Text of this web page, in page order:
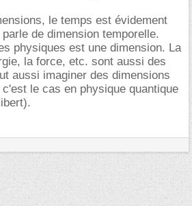
le temps est évidement
de dimension temporelle.
physiques est une dimension. La
la force, etc. sont aussi des
aussi imaginer des dimensions
le cas en physique quantique